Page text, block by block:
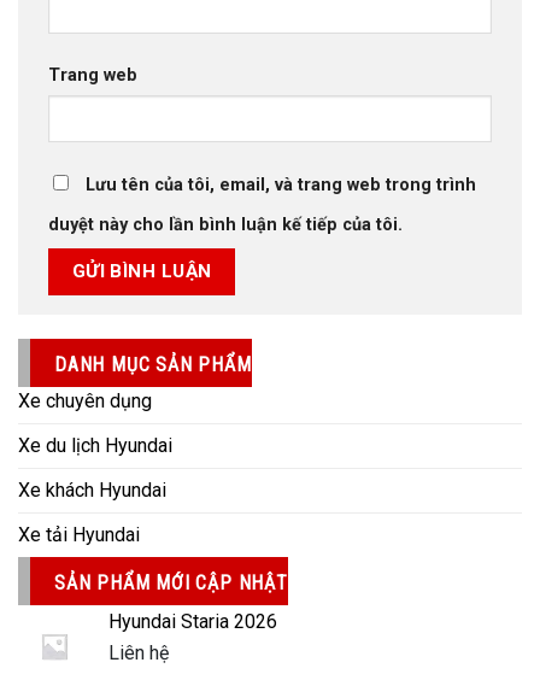
Trang web
Lưu tên của tôi, email, và trang web trong trình
duyệt này cho lần bình luận kế tiếp của tôi.
DANH MỤC SẢN PHẨM
Xe chuyên dụng
Xe du lịch Hyundai
Xe khách Hyundai
Xe tải Hyundai
SẢN PHẨM MỚI CẬP NHẬT
Hyundai Staria 2026
Liên hệ